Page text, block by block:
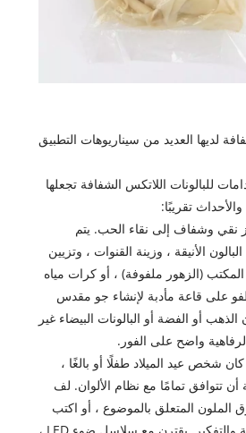
للبالونات اللاتكس الشفافة تجعلها
تقريبًا:
نقي وشفاف إلى نقاء الحب. يتم
الأنيقة ، وزينة القنوات ، وتزيين
(الزهور ملفوفة) ، أو كرات مياه
على قاعة مأدبة لإنشاء جو مقدس
أو الفضة أو البالونات البيضاء غير
واضح على الفور.
شخص عيد الميلاد طفلًا أو بالغًا ،
أن تتوافق تمامًا مع نظام الألوان. لف
الملون المتعلق بالموضوع ، أو اكتب